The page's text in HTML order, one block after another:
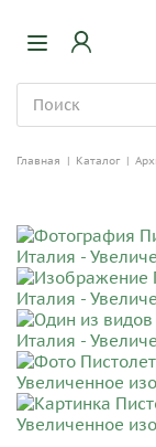
Главная | Каталог |